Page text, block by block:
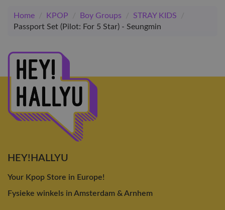
Home / KPOP / Boy Groups / STRAY KIDS
/
Passport Set (Pilot: For 5 Star) - Seungmin
HEY!HALLYU
Your Kpop Store in Europe!
Fysieke winkels in Amsterdam & Arnhem